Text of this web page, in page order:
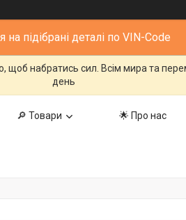
на підібрані деталі по VIN-Code
щоб набратись сил. Всім мира та
день
🔎 Товари 🌟 Про нас